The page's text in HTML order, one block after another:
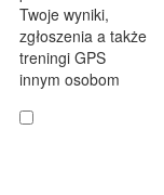
Twoje wyniki,
zgłoszenia a także
treningi GPS
innym osobom